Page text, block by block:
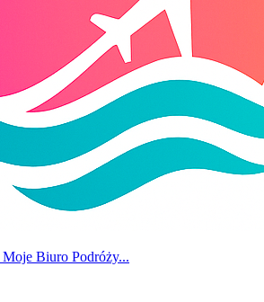
Biuro Podróży...